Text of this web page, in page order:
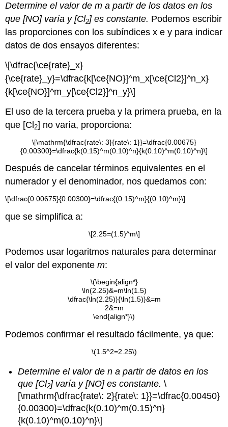
Determine el valor de m a partir de los datos en los
que [NO] varía y [Cl2] es constante. Podemos escribir
las proporciones con los subíndices x e y para indicar
datos de dos ensayos diferentes:
\[\dfrac{\ce{rate}_x}
{\ce{rate}_y}=\dfrac{k[\ce{NO}]^m_x[\ce{Cl2}]^n_x}
{k[\ce{NO}]^m_y[\ce{Cl2}]^n_y}\]
El uso de la tercera prueba y la primera prueba, en la
que [Cl2] no varía, proporciona:
\[\mathrm{\dfrac{rate\: 3}{rate\: 1}}=\dfrac{0.00675}
{0.00300}=\dfrac{k(0.15)^m(0.10)^n}{k(0.10)^m(0.10)^n}\]
Después de cancelar términos equivalentes en el
numerador y el denominador, nos quedamos con:
\[\dfrac{0.00675}{0.00300}=\dfrac{(0.15)^m}{(0.10)^m}\]
que se simplifica a:
\[2.25=(1.5)^m\]
Podemos usar logaritmos naturales para determinar
el valor del exponentem:
\(\begin{align*}
\ln(2.25)&=m\ln(1.5)
\dfrac{\ln(2.25)}{\ln(1.5)}&=m
2&=m
\end{align*}\)
Podemos confirmar el resultado fácilmente, ya que:
\(1.5^2=2.25\)
Determine el valor de n a partir de datos en los
que [Cl2] varía y [NO] es constante. \
[\mathrm{\dfrac{rate\: 2}{rate\: 1}}=\dfrac{0.00450}
{0.00300}=\dfrac{k(0.10)^m(0.15)^n}
{k(0.10)^m(0.10)^n}\]